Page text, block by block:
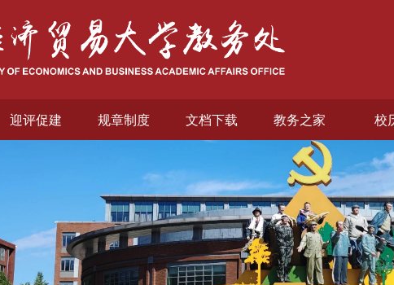
迎评促建 规章制度 文档下载 教务之家 校